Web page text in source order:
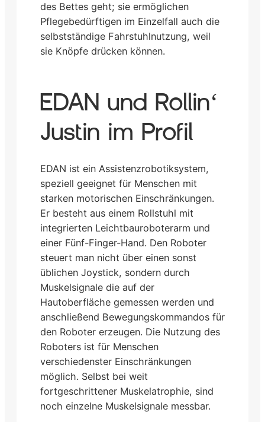
des Bettes geht; sie ermöglichen
Pflegebedürftigen im Einzelfall auch die
selbstständige Fahrstuhlnutzung, weil
sie Knöpfe drücken können.
EDAN und Rollin‘
Justin im Profil
EDAN ist ein Assistenzrobotiksystem,
speziell geeignet für Menschen mit
starken motorischen Einschränkungen.
Er besteht aus einem Rollstuhl mit
integrierten Leichtbauroboterarm und
einer Fünf-Finger-Hand. Den Roboter
steuert man nicht über einen sonst
üblichen Joystick, sondern durch
Muskelsignale die auf der
Hautoberfläche gemessen werden und
anschließend Bewegungskommandos für
den Roboter erzeugen. Die Nutzung des
Roboters ist für Menschen
verschiedenster Einschränkungen
möglich. Selbst bei weit
fortgeschrittener Muskelatrophie, sind
noch einzelne Muskelsignale messbar.